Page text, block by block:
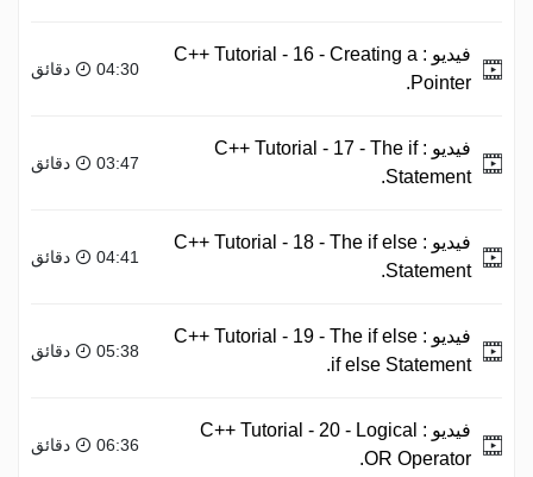
فيديو : C++ Tutorial - 16 - Creating a
Pointer.
04:30 دقائق
فيديو : C++ Tutorial - 17 - The if
Statement.
03:47 دقائق
فيديو : C++ Tutorial - 18 - The if else
Statement.
04:41 دقائق
فيديو : C++ Tutorial - 19 - The if else
if else Statement.
05:38 دقائق
فيديو : C++ Tutorial - 20 - Logical
OR Operator.
06:36 دقائق